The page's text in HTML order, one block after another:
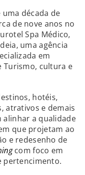
década de
de nove anos no
Spa Médico,
uma agência
em
Turismo, cultura e
hotéis,
atrativos e demais
alinhar a qualidade
que projetam ao
e redesenho de
com foco em
pertencimento.